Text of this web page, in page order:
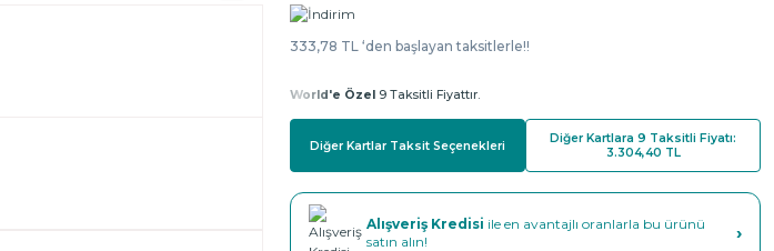
333,78 TL ‘den başlayan taksitlerle!!
World'e Özel 9 Taksitli Fiyattır.
Diğer Kartlar Taksit Seçenekleri
Diğer Kartlara 9 Taksitli Fiyatı:
3.304,40 TL
Alışveriş Kredisi ile en avantajlı oranlarla bu ürünü
satın alın!
›